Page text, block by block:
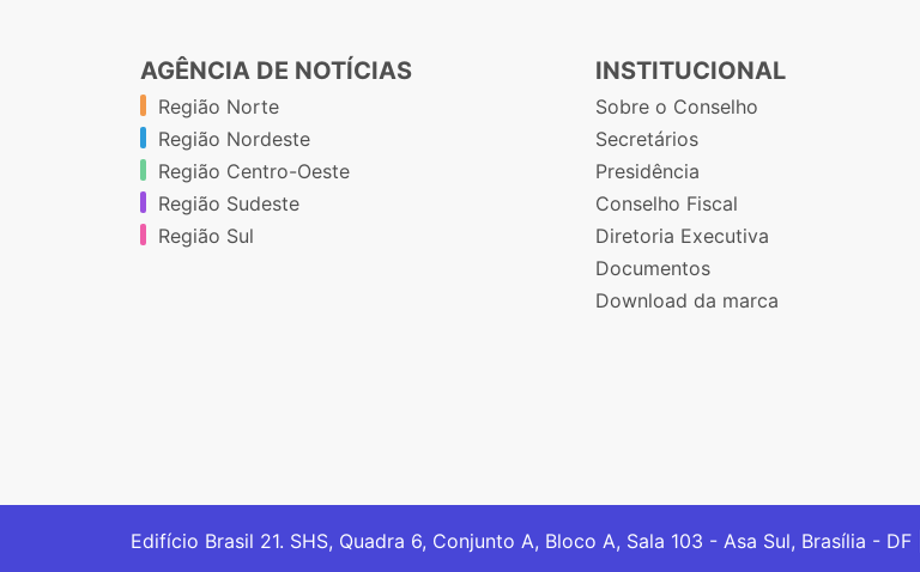
AGÊNCIA DE NOTÍCIAS
Região Norte
Região Nordeste
Região Centro-Oeste
Região Sudeste
Região Sul
INSTITUCIONAL
Sobre o Conselho
Secretários
Presidência
Conselho Fiscal
Diretoria Executiva
Documentos
Download da marca
Edifício Brasil 21. SHS, Quadra 6, Conjunto A, Bloco A, Sala 103 - Asa Sul, Brasília -